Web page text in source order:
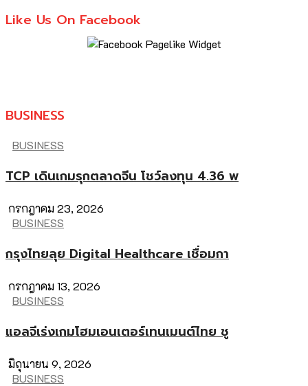
Like Us On Facebook
BUSINESS
BUSINESS
TCP เดินเกมรุกตลาดจีน โชว์ลงทุน 4.36 พ
กรกฎาคม 23, 2026
BUSINESS
กรุงไทยลุย Digital Healthcare เชื่อมกา
กรกฎาคม 13, 2026
BUSINESS
แอลจีเร่งเกมโฮมเอนเตอร์เทนเมนต์ไทย ชู
มิถุนายน 9, 2026
BUSINESS